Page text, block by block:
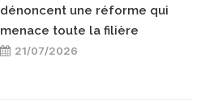
dénoncent une réforme qui
menace toute la filière
21/07/2026